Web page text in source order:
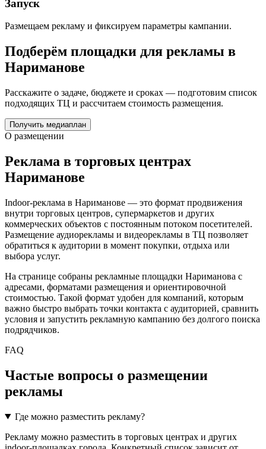
Запуск
Размещаем рекламу и фиксируем параметры кампании.
Подберём площадки для рекламы в
Нариманове
Расскажите о задаче, бюджете и сроках — подготовим список
подходящих ТЦ и рассчитаем стоимость размещения.
Получить медиаплан
О размещении
Реклама в торговых центрах
Нариманове
Indoor-реклама в Нариманове — это формат продвижения
внутри торговых центров, супермаркетов и других
коммерческих объектов с постоянным потоком посетителей.
Размещение аудиорекламы и видеорекламы в ТЦ позволяет
обратиться к аудитории в момент покупки, отдыха или
выбора услуг.
На странице собраны рекламные площадки Нариманова с
адресами, форматами размещения и ориентировочной
стоимостью. Такой формат удобен для компаний, которым
важно быстро выбрать точки контакта с аудиторией, сравнить
условия и запустить рекламную кампанию без долгого поиска
подрядчиков.
FAQ
Частые вопросы о размещении
рекламы
Где можно разместить рекламу?
Рекламу можно разместить в торговых центрах и других